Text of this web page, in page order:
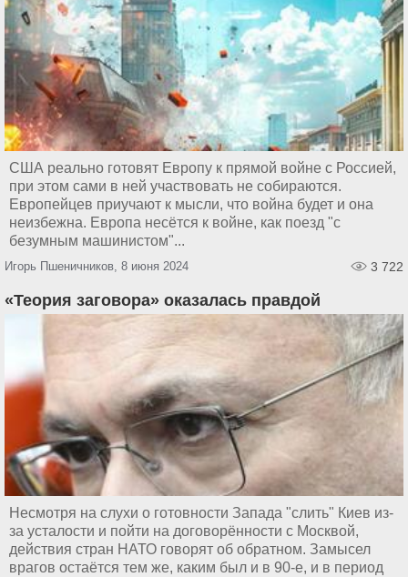
США реально готовят Европу к прямой войне с Россией,
при этом сами в ней участвовать не собираются.
Европейцев приучают к мысли, что война будет и она
неизбежна. Европа несётся к войне, как поезд "с
безумным машинистом"...
Игорь Пшеничников, 8 июня 2024 3 722
«Теория заговора» оказалась правдой
Несмотря на слухи о готовности Запада "слить" Киев из-
за усталости и пойти на договорённости с Москвой,
действия стран НАТО говорят об обратном. Замысел
врагов остаётся тем же, каким был и в 90-е, и в период